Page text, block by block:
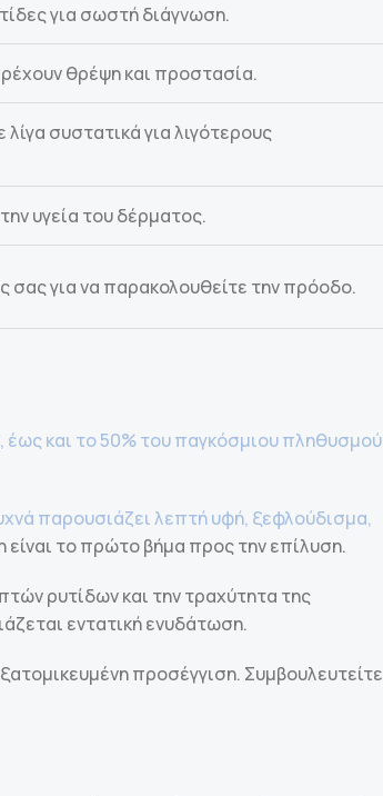
για σωστή διάγνωση.
θρέψη και προστασία.
συστατικά για λιγότερους
υγεία του δέρματος.
σας για να παρακολουθείτε την πρόοδο.
και το 50% του παγκόσμιου πληθυσμού
παρουσιάζει λεπτή υφή, ξεφλούδισμα,
το πρώτο βήμα προς την επίλυση.
ρυτίδων και την τραχύτητα της
εντατική ενυδάτωση.
προσέγγιση. Συμβουλευτείτε